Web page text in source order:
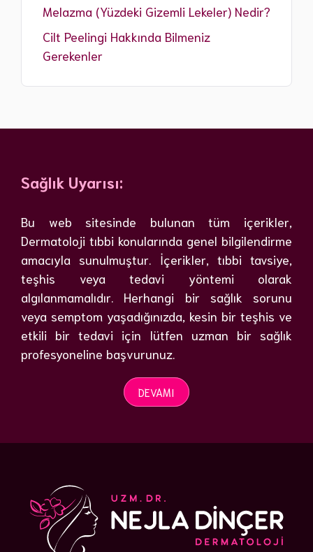
Melazma (Yüzdeki Gizemli Lekeler) Nedir?
Cilt Peelingi Hakkında Bilmeniz
Gerekenler
Sağlık Uyarısı:
Bu web sitesinde bulunan tüm içerikler,
Dermatoloji tıbbi konularında genel bilgilendirme
amacıyla sunulmuştur. İçerikler, tıbbi tavsiye,
teşhis veya tedavi yöntemi olarak
algılanmamalıdır. Herhangi bir sağlık sorunu
veya semptom yaşadığınızda, kesin bir teşhis ve
etkili bir tedavi için lütfen uzman bir sağlık
profesyoneline başvurunuz.
DEVAMI